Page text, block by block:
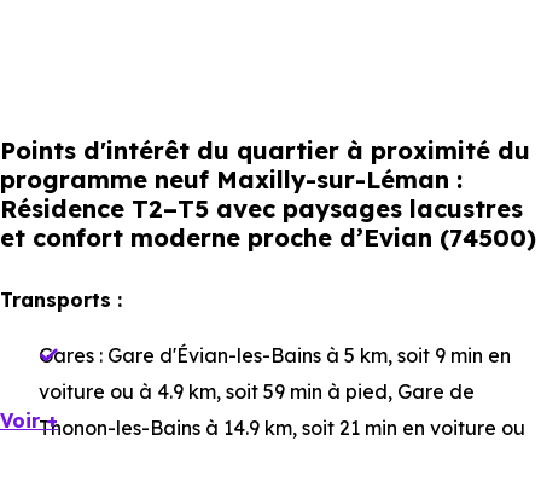
Points d'intérêt du quartier à proximité du
programme neuf Maxilly-sur-Léman :
Résidence T2–T5 avec paysages lacustres
et confort moderne proche d’Evian (74500)
Transports :
Gares : Gare d'Évian-les-Bains à 5 km, soit 9 min en
voiture ou à 4.9 km, soit 59 min à pied, Gare de
Thonon-les-Bains à 14.9 km, soit 21 min en voiture ou
Voir +